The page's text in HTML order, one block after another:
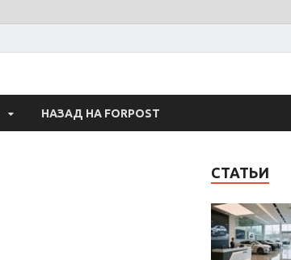
НАЗАД НА FORPOST
СТАТЬИ